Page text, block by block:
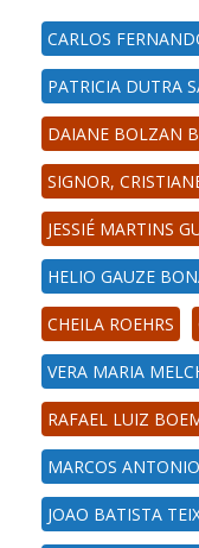
CARLOS
PATRICIA DUTRA
DAIANE BOLZAN
SIGNOR,
JESSIÉ MARTINS
HELIO GAUZE
CHEILA ROEHRS
VERA MARIA
RAFAEL LUIZ
MARCOS
JOAO BATISTA